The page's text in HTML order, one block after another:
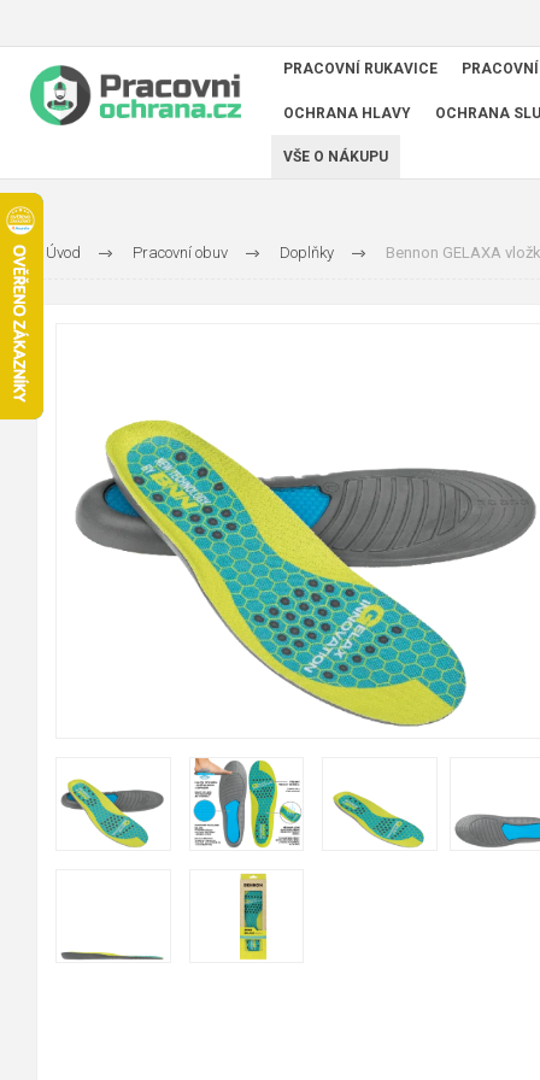
PRACOVNÍ RUKAVICE
OCHRANA HLAVY OCHRANA
VŠE O NÁKUPU
Úvod Pracovní obuv Doplňky Bennon GELAXA